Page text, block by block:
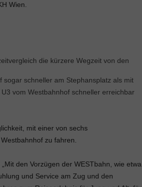
Wien.
die kürzere Wegzeit von den
schneller am Stephansplatz als mit
vom Westbahnhof schneller erreichbar
mit einer von sechs
zu fahren.
den Vorzügen der WESTbahn, wie etwa
und Service am Zug und den